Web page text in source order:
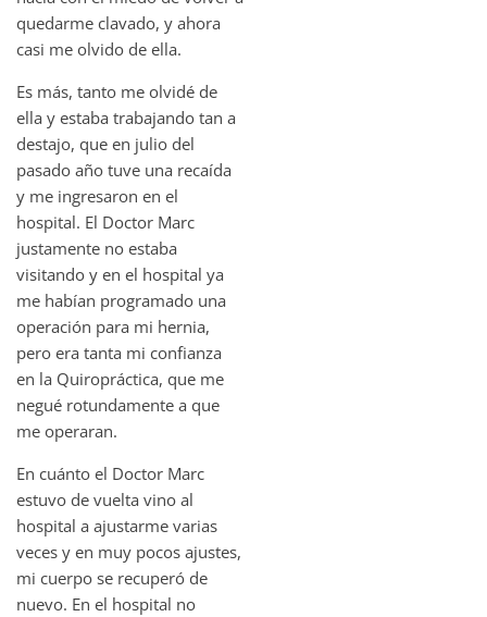
quedarme clavado, y ahora
casi me olvido de ella.
Es más, tanto me olvidé de
ella y estaba trabajando tan a
destajo, que en julio del
pasado año tuve una recaída
y me ingresaron en el
hospital. El Doctor Marc
justamente no estaba
visitando y en el hospital ya
me habían programado una
operación para mi hernia,
pero era tanta mi confianza
en la Quiropráctica, que me
negué rotundamente a que
me operaran.
En cuánto el Doctor Marc
estuvo de vuelta vino al
hospital a ajustarme varias
veces y en muy pocos ajustes,
mi cuerpo se recuperó de
nuevo. En el hospital no